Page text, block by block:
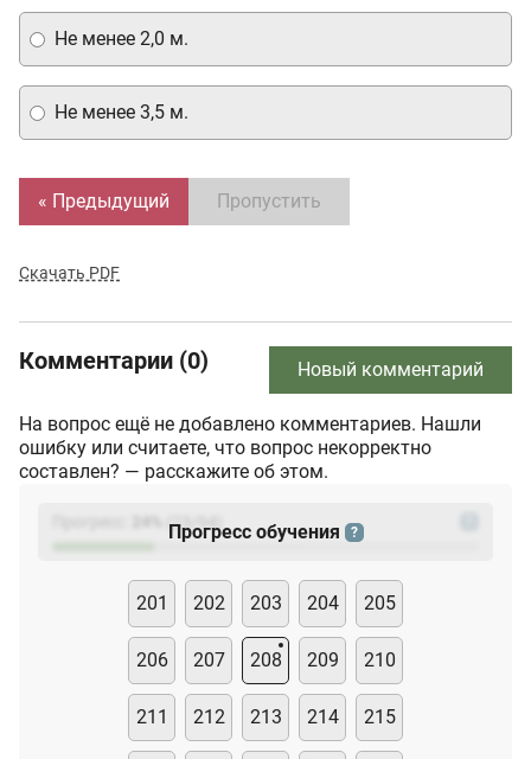
Не менее 2,0 м.
Не менее 3,5 м.
« Предыдущий Пропустить
Скачать PDF
Комментарии (0) Новый комментарий
На вопрос ещё не добавлено комментариев. Нашли
ошибку или считаете, что вопрос некорректно
составлен? — расскажите об этом.
(23
Прогресс обучения ?
201 202 203 204 205
206 207 208 209 210
211 212 213 214 215